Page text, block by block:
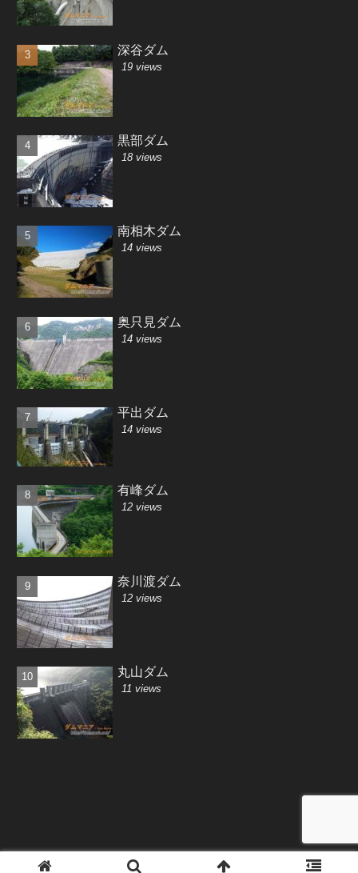
深谷ダム
19 views
黒部ダム
18 views
南相木ダム
14 views
奥只見ダム
14 views
平出ダム
14 views
有峰ダム
12 views
奈川渡ダム
12 views
丸山ダム
11 views
Copyright © 2001-2026 Saki-MiyajiMa All Rights Reserved.